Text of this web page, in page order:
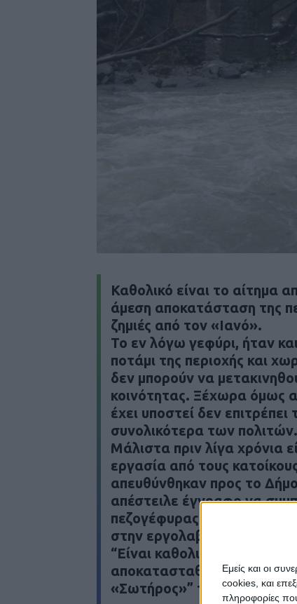
Εμείς και οι
cookies, και
πληροφορίες
Καθολικό είναι το αίτημα
άμεση αποκατάσταση της
ζημιές από τον «Ιανό».
Το εν λόγω γεφύρι, ήταν
ποτάμι της περιοχής και
δεν μπορούν να
κοινότητας. Ξέχωρα όμως
έχει υποστεί δεν
συνολικότερα των πολιτών.
Μάλιστα πριν λίγα χρόνια
εργασία από τους
απευθύνθηκαν προς το
απέστειλε έγγραφο να
πεζογέφυρας
στην εργολαβία της ΤΕΡΝΑ.
“Είναι καθολικό αίτημα
αποκατασταθούν το
«Σωτήρος»” τονίζουν